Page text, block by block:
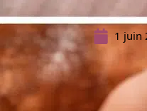
1 juin